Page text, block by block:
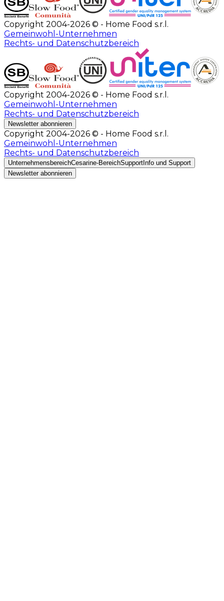
Copyright 2004-2026 © - Home Food s.r.l.
Gemeinwohl-Unternehmen
Rechts- und Datenschutzbereich
Copyright 2004-2026 © - Home Food s.r.l.
Gemeinwohl-Unternehmen
Rechts- und Datenschutzbereich
Newsletter abonnieren
Copyright 2004-2026 © - Home Food s.r.l.
Gemeinwohl-Unternehmen
Rechts- und Datenschutzbereich
UnternehmensbereichCesarine-BereichSupport Info und Support
Newsletter abonnieren